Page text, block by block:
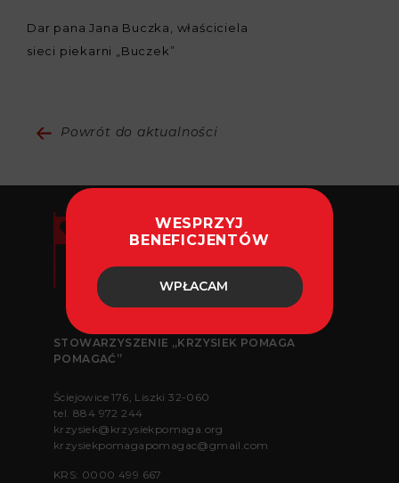
Dar pana Jana Buczka, właściciela
sieci piekarni „Buczek”
Powrót do aktualności
WESPRZYJ
BENEFICJENTÓW
WPŁACAM
STOWARZYSZENIE „KRZYSIEK POMAGA
POMAGAĆ”
Ściejowice 176, Liszki 32-060
tel. 884 972 244
krzysiek@krzysiekpomaga.org
krzysiekpomagapomagac@gmail.com
KRS: 0000 499 667